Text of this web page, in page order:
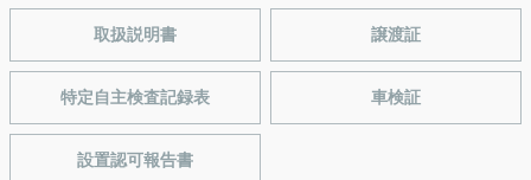
取扱説明書 譲渡証
特定自主検査記録表 車検証
設置認可報告書